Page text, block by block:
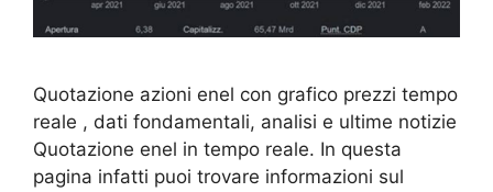
Quotazione azioni enel con grafico prezzi tempo
reale , dati fondamentali, analisi e ultime notizie
Quotazione enel in tempo reale. In questa
pagina infatti puoi trovare informazioni sul